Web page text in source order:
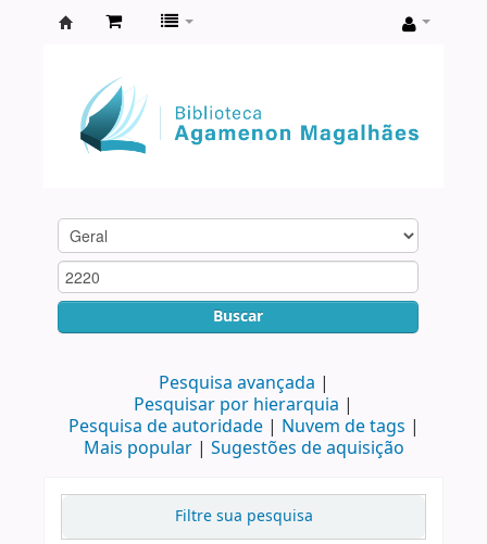
Agamenon
Magalhães
Buscar
Pesquisa avançada
Pesquisar por hierarquia
Pesquisa de autoridade
Nuvem de tags
Mais popular
Sugestões de aquisição
Filtre sua pesquisa